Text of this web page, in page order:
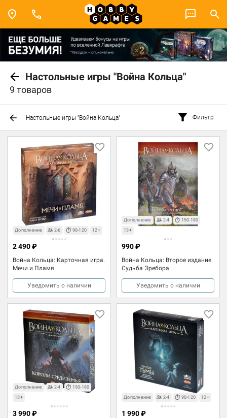
Настольные игры "Война Кольца"
9 товаров
Настольные игры "Война Кольца" Фильтр
Дополнение 2-6 90-120 12+
Война Кольца: Карточная игра.
Мечи и Пламя
2 490 ₽
Уведомить о наличии
Дополнение 2-4
150-180
13+
Война Кольца: Второе издание.
Судьба Эребора
990 ₽
Уведомить о наличии
Дополнение 2-4
150-180
13+
3 990 ₽
Дополнение 2-4 90-120 12+
1 990 ₽